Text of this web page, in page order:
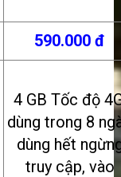
590.000 đ
4 GB Tốc độ
dùng trong 8
dùng hết
truy cập, vào